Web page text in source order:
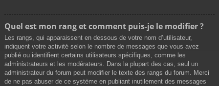
Quel est mon rang et comment puis-je le modifier ?
Les rangs, qui apparaissent en dessous de votre nom d’utilisateur,
indiquent votre activité selon le nombre de messages que vous avez
publié ou identifient certains utilisateurs spécifiques, comme les
administrateurs et les modérateurs. Dans la plupart des cas, seul un
administrateur du forum peut modifier le texte des rangs du forum. Merci
de ne pas abuser de ce système en publiant inutilement des messages